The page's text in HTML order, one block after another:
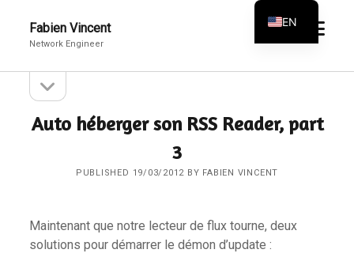
Fabien Vincent
Network Engineer
open
menu
Sidebarsidebar
Auto héberger son RSS Reader, part
3
PUBLISHED 19/03/2012 BY FABIEN VINCENT
Maintenant que notre lecteur de flux tourne, deux
solutions pour démarrer le démon d’update :
EN
FR